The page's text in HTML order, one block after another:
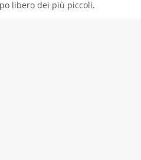
libero dei più piccoli.